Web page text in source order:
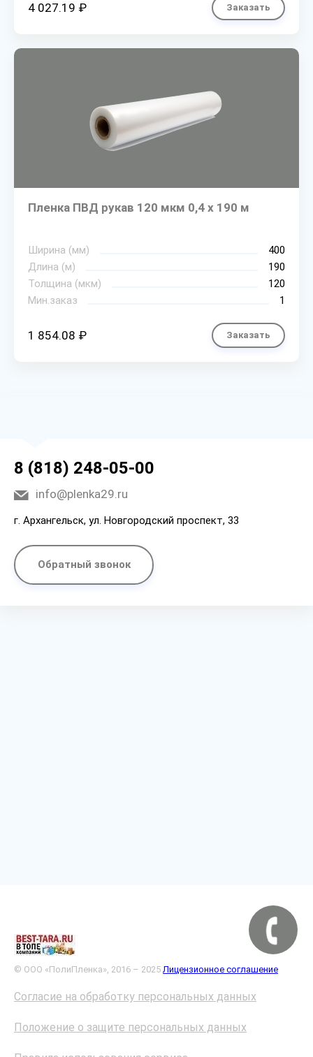
4 027.19 ₽ Заказать
Пленка ПВД рукав 120 мкм 0,4 х 190 м
Ширина (мм)
400
Длина (м)
190
Толщина (мкм)
120
Мин.заказ
1
1 854.08 ₽ Заказать
8 (818) 248-05-00
info@plenka29.ru
г. Архангельск, ул. Новгородский проспект, 33
Обратный звонок
© ООО «ПолиПленка», 2016 – 2025 Лицензионное соглашение
Согласие на обработку персональных данных
Положение о защите персональных данных